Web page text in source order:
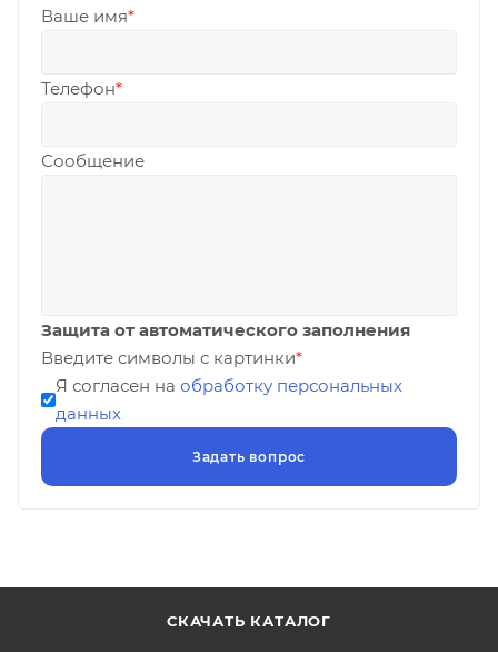
Ваше имя*
Телефон*
Сообщение
Защита от автоматического заполнения
Введите символы с картинки*
Я согласен на обработку персональных
данных
СКАЧАТЬ КАТАЛОГ